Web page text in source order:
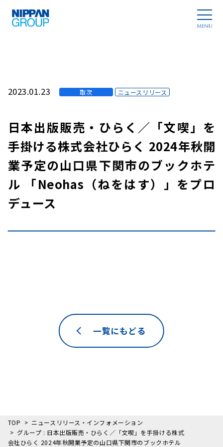
2023.01.23 取次 ニュースリリース
日本出版販売・ひらく／「文喫」を
手掛ける株式会社ひらく 2024年秋開
業予定の山口県下関市のブックホテ
ル 「Neohas（ねをはす）」をプロ
デュース
一覧にもどる
TOP
ニュースリリース・インフォメーション
グループ : 日本出版販売・ひらく／「文喫」を手掛ける株式
会社ひらく 2024年秋開業予定の山口県下関市のブックホテル